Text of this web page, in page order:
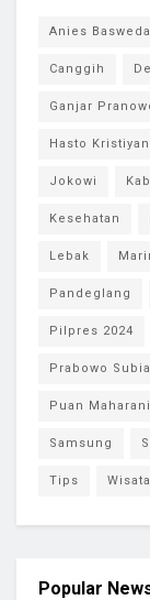
Anies
Canggih
Ganjar
Hasto
Jokowi
Kesehatan
Lebak
Pandeglang
Pilpres 2024
Prabowo
Puan Maharani
Samsung
Tips Wisata
Popular